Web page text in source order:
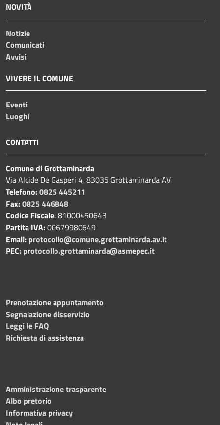
NOVITÀ
Notizie
Comunicati
Avvisi
VIVERE IL COMUNE
Eventi
Luoghi
CONTATTI
Comune di Grottaminarda
Via Alcide De Gasperi 4, 83035 Grottaminarda AV
Telefono:0825 445211
Fax:0825 446848
Codice Fiscale:81000450643
Partita IVA:00679980649
Email: protocollo@comune.grottaminarda.av.it
PEC: protocollo.grottaminarda@asmepec.it
Prenotazione appuntamento
Segnalazione disservizio
Leggi le FAQ
Richiesta di assistenza
Amministrazione trasparente
Albo pretorio
Informativa privacy